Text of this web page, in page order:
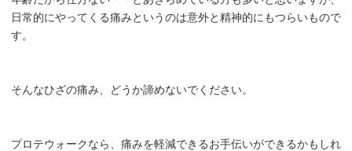
日常的にやってくる痛みというのは意外と精神的にもつらいもので
す。
そんなひざの痛み、どうか諦めないでください。
プロテウォークなら、痛みを軽減できるお手伝いができるかもしれ